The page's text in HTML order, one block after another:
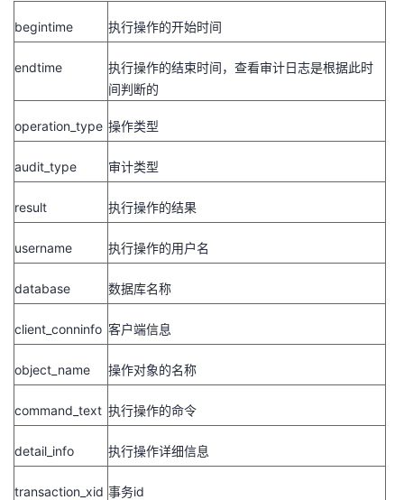
begintime 执行操作的开始时间
endtime
执行操作的结束时间，查看审计日志是根据此时
间判断的
operation_type 操作类型
audit_type 审计类型
result 执行操作的结果
username 执行操作的用户名
database 数据库名称
client_conninfo 客户端信息
object_name 操作对象的名称
command_text 执行操作的命令
detail_info 执行操作详细信息
transaction_xid 事务id